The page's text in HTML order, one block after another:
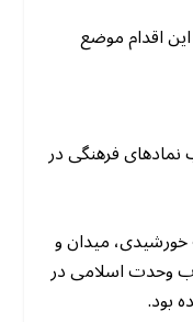
این اقدام موضع
نمادهای فرهنگی در
میدان و
وحدت اسلامی در
بود.